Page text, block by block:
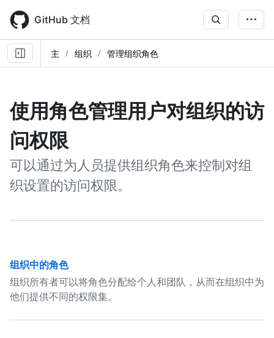
main
content
GitHub 文档
主 组织 管理组织角色
使用角色管理用户对组织的访
问权限
可以通过为人员提供组织角色来控制对组
织设置的访问权限。
组织中的角色
组织所有者可以将角色分配给个人和团队，从而在组织中为
他们提供不同的权限集。